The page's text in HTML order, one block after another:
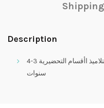
Description
كنوز النجاح في الأنشطة الايقاظية لتلاميذ اأقسام التحضيرية 3-4
سنوات